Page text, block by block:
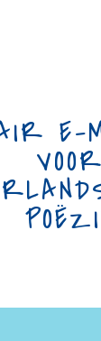
E-
VOOR